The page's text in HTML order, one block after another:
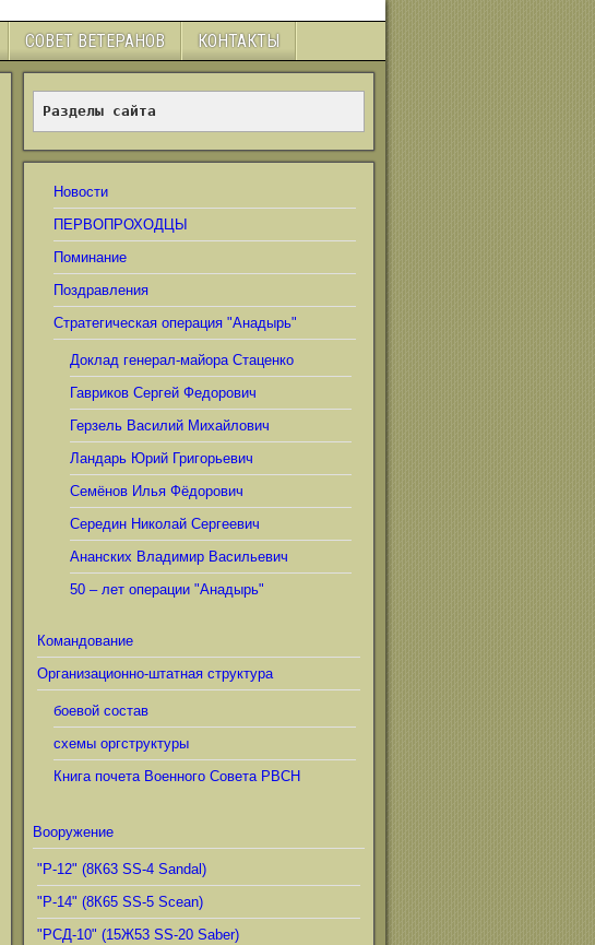
СОВЕТ ВЕТЕРАНОВ КОНТАКТЫ
Разделы сайта
Новости
ПЕРВОПРОХОДЦЫ
Поминание
Поздравления
Стратегическая операция "Анадырь"
Доклад генерал-майора Стаценко
Гавриков Сергей Федорович
Герзель Василий Михайлович
Ландарь Юрий Григорьевич
Семёнов Илья Фёдорович
Середин Николай Сергеевич
Ананских Владимир Васильевич
50 – лет операции "Анадырь"
Командование
Организационно-штатная структура
боевой состав
схемы оргструктуры
Книга почета Военного Совета РВСН
Вооружение
"Р-12" (8К63 SS-4 Sandal)
"Р-14" (8К65 SS-5 Scean)
"РСД-10" (15Ж53 SS-20 Saber)